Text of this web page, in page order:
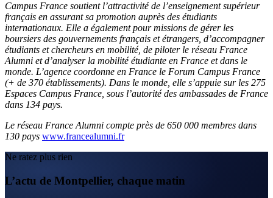
Campus France soutient l’attractivité de l’enseignement supérieur
français en assurant sa promotion auprès des étudiants
internationaux. Elle a également pour missions de gérer les
boursiers des gouvernements français et étrangers, d’accompagner
étudiants et chercheurs en mobilité, de piloter le réseau France
Alumni et d’analyser la mobilité étudiante en France et dans le
monde. L’agence coordonne en France le Forum Campus France
(+ de 370 établissements). Dans le monde, elle s’appuie sur les 275
Espaces Campus France, sous l’autorité des ambassades de France
dans 134 pays.
Le réseau France Alumni compte près de 650 000 membres dans
130 pays www.francealumni.fr
Ne ratez plus rien
L’actu de Montpellier, chaque matin